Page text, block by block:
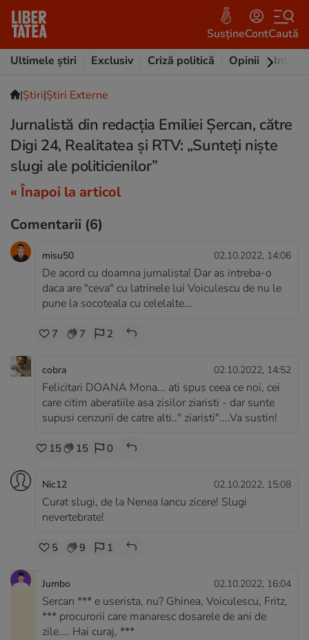
SusțineContCaută
Ultimele știri
Exclusiv Criză politică Opinii
|Ştiri|Știri Externe
Jurnalistă din redacția Emiliei Șercan, către
Digi 24, Realitatea și RTV: „Sunteți niște
slugi ale politicienilor”
« Înapoi la articol
Comentarii (6)
misu50 02.10.2022, 14:06
De acord cu doamna jurnalista! Dar as intreba-o
daca are "ceva" cu latrinele lui Voiculescu de nu le
pune la socoteala cu celelalte...
7 7 2
cobra 02.10.2022, 14:52
Felicitari DOANA Mona... ati spus ceea ce noi, cei
care citim aberatiile asa zisilor ziaristi - dar sunte
supusi cenzurii de catre alti.." ziaristi"....Va sustin!
15 15 0
Nic12 02.10.2022, 15:08
Curat slugi, de la Nenea Iancu zicere! Slugi
nevertebrate!
5 9 1
Jumbo 02.10.2022, 16:04
Sercan *** e userista, nu? Ghinea, Voiculescu, Fritz,
*** procurorii care manaresc dosarele de ani de
zile.... Hai curaj, ***